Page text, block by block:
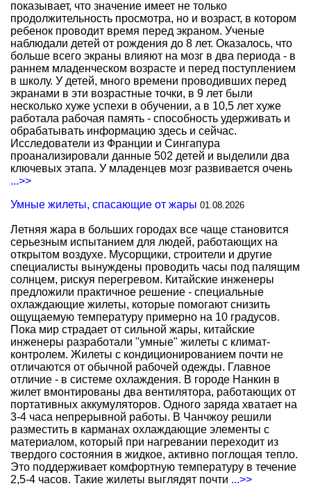
показывает, что значение имеет не только
продолжительность просмотра, но и возраст, в котором
ребенок проводит время перед экраном. Ученые
наблюдали детей от рождения до 8 лет. Оказалось, что
больше всего экраны влияют на мозг в два периода - в
раннем младенческом возрасте и перед поступлением
в школу. У детей, много времени проводивших перед
экранами в эти возрастные точки, в 9 лет были
несколько хуже успехи в обучении, а в 10,5 лет хуже
работала рабочая память - способность удерживать и
обрабатывать информацию здесь и сейчас.
Исследователи из Франции и Сингапура
проанализировали данные 502 детей и выделили два
ключевых этапа. У младенцев мозг развивается очень
...>>
Умные жилеты, спасающие от жары 01.08.2026
Летняя жара в больших городах все чаще становится
серьезным испытанием для людей, работающих на
открытом воздухе. Мусорщики, строители и другие
специалисты вынуждены проводить часы под палящим
солнцем, рискуя перегревом. Китайские инженеры
предложили практичное решение - специальные
охлаждающие жилеты, которые помогают снизить
ощущаемую температуру примерно на 10 градусов.
Пока мир страдает от сильной жары, китайские
инженеры разработали "умные" жилеты с климат-
контролем. Жилеты с кондиционированием почти не
отличаются от обычной рабочей одежды. Главное
отличие - в системе охлаждения. В городе Нанкин в
жилет вмонтированы два вентилятора, работающих от
портативных аккумуляторов. Одного заряда хватает на
3-4 часа непрерывной работы. В Чанчжоу решили
разместить в карманах охлаждающие элементы с
материалом, который при нагревании переходит из
твердого состояния в жидкое, активно поглощая тепло.
Это поддерживает комфортную температуру в течение
2,5-4 часов. Такие жилеты выглядят почти ...>>